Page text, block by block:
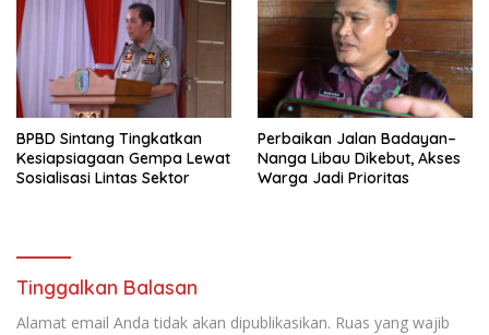
BPBD Sintang Tingkatkan
Kesiapsiagaan Gempa Lewat
Sosialisasi Lintas Sektor
Perbaikan Jalan Badayan–
Nanga Libau Dikebut, Akses
Warga Jadi Prioritas
Tinggalkan Balasan
Alamat email Anda tidak akan dipublikasikan. Ruas yang wajib